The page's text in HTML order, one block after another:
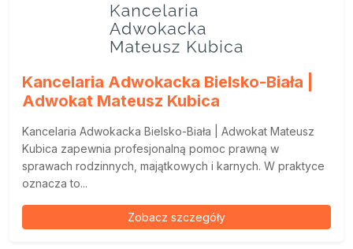
Kancelaria Adwokacka Bielsko-Biała |
Adwokat Mateusz Kubica
Kancelaria Adwokacka Bielsko-Biała | Adwokat Mateusz
Kubica zapewnia profesjonalną pomoc prawną w
sprawach rodzinnych, majątkowych i karnych. W praktyce
oznacza to...
Zobacz szczegóły